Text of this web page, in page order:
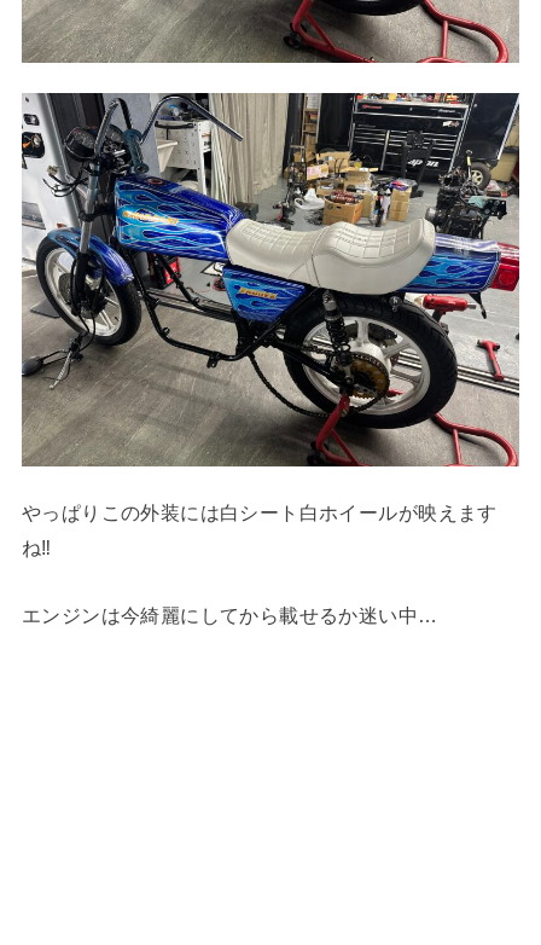
やっぱりこの外装には白シート白ホイールが映えます
ね‼︎
エンジンは今綺麗にしてから載せるか迷い中…